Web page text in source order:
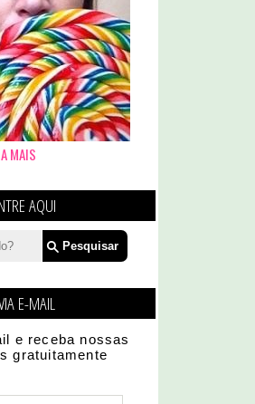
MAIS
AQUI
E-MAIL
e receba nossas
gratuitamente